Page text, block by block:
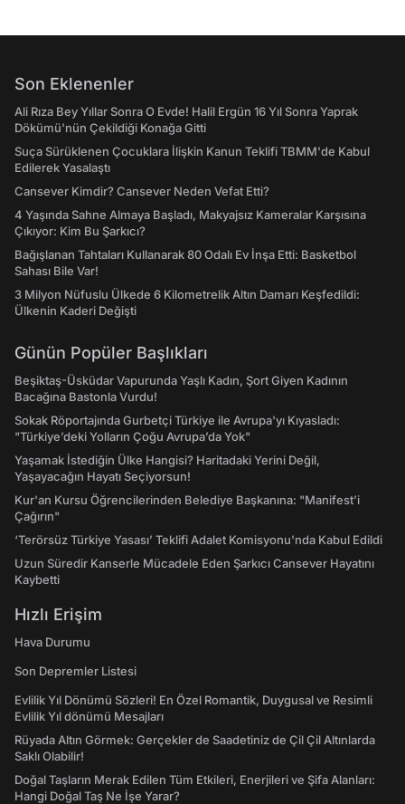
Son Eklenenler
Ali Rıza Bey Yıllar Sonra O Evde! Halil Ergün 16 Yıl Sonra Yaprak
Dökümü'nün Çekildiği Konağa Gitti
Suça Sürüklenen Çocuklara İlişkin Kanun Teklifi TBMM'de Kabul
Edilerek Yasalaştı
Cansever Kimdir? Cansever Neden Vefat Etti?
4 Yaşında Sahne Almaya Başladı, Makyajsız Kameralar Karşısına
Çıkıyor: Kim Bu Şarkıcı?
Bağışlanan Tahtaları Kullanarak 80 Odalı Ev İnşa Etti: Basketbol
Sahası Bile Var!
3 Milyon Nüfuslu Ülkede 6 Kilometrelik Altın Damarı Keşfedildi:
Ülkenin Kaderi Değişti
Günün Popüler Başlıkları
Beşiktaş-Üsküdar Vapurunda Yaşlı Kadın, Şort Giyen Kadının
Bacağına Bastonla Vurdu!
Sokak Röportajında Gurbetçi Türkiye ile Avrupa'yı Kıyasladı:
"Türkiye’deki Yolların Çoğu Avrupa’da Yok"
Yaşamak İstediğin Ülke Hangisi? Haritadaki Yerini Değil,
Yaşayacağın Hayatı Seçiyorsun!
Kur'an Kursu Öğrencilerinden Belediye Başkanına: "Manifest’i
Çağırın"
‘Terörsüz Türkiye Yasası’ Teklifi Adalet Komisyonu'nda Kabul Edildi
Uzun Süredir Kanserle Mücadele Eden Şarkıcı Cansever Hayatını
Kaybetti
Hızlı Erişim
Hava Durumu
Son Depremler Listesi
Evlilik Yıl Dönümü Sözleri! En Özel Romantik, Duygusal ve Resimli
Evlilik Yıl dönümü Mesajları
Rüyada Altın Görmek: Gerçekler de Saadetiniz de Çil Çil Altınlarda
Saklı Olabilir!
Doğal Taşların Merak Edilen Tüm Etkileri, Enerjileri ve Şifa Alanları:
Hangi Doğal Taş Ne İşe Yarar?